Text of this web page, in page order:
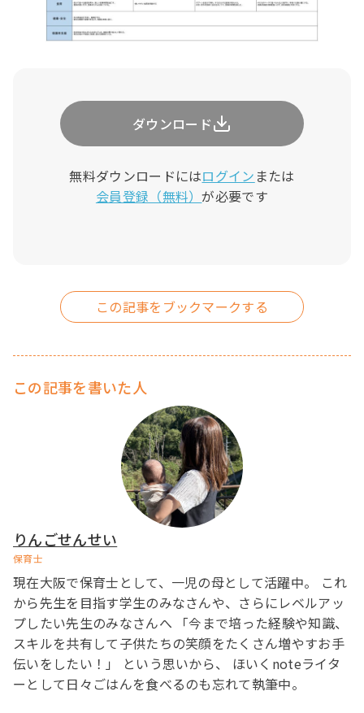
ダウンロード
無料ダウンロードにはログイン または
会員登録（無料）が必要です
この記事を書いた人
りんごせんせい
保育士
現在大阪で保育士として、一児の母として活躍中。 これ
から先生を目指す学生のみなさんや、さらにレベルアッ
プしたい先生のみなさんへ 「今まで培った経験や知識、
スキルを共有して子供たちの笑顔をたくさん増やすお手
伝いをしたい！」 という思いから、 ほいくnoteライタ
ーとして日々ごはんを食べるのも忘れて執筆中。